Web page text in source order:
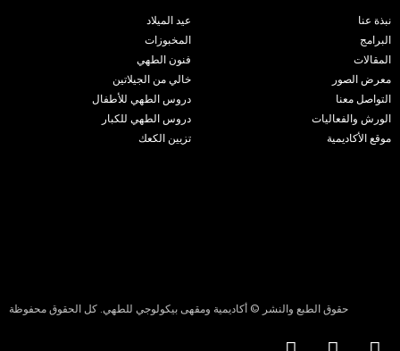
نبذة عنا
البرامج
المقالات
معرض الصور
التواصل معنا
الورش والفعاليات
موقع الأكاديمية
عيد الميلاد
المخبوزات
فنون الطهي
خالي من الجيلاتين
دروس الطهي للأطفال
دروس الطهي للكبار
تزيين الكعك
حقوق الطبع والنشر © أكاديمية ومقهى بيكولوجي للطهي. كل الحقوق محفوظة